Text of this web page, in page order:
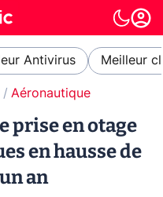
Antivirus Meilleur
Aéronautique
prise en otage
en hausse de
an